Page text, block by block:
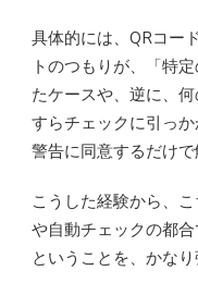
具体的には、QRコー
トのつもりが、「特
たケースや、逆に、
すらチェックに引っ
警告に同意するだけで
こうした経験から、
や自動チェックの都
ということを、かなり